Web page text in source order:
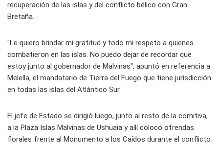
recuperación de las islas y del conflicto bélico con Gran
Bretaña.
"Le quiero brindar mi gratitud y todo mi respeto a quienes
combatieron en las islas. No puedo dejar de recordar que
estoy junto al gobernador de Malvinas", apuntó en referencia a
Melella, el mandatario de Tierra del Fuego que tiene jurisdicción
en todas las islas del Atlántico Sur.
El jefe de Estado se dirigió luego, junto al resto de la comitiva,
a la Plaza Islas Malvinas de Ushuaia y allí colocó ofrendas
florales frente al Monumento a los Caídos durante el conflicto